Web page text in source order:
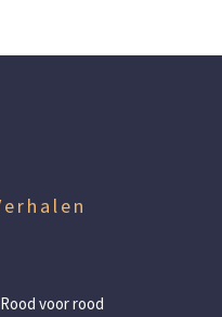
Rood voor rood